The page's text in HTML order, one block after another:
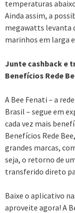
temperaturas
Ainda assim, a
megawatts levanta
marinhos em larga
Junte cashback e
Benefícios Rede
A Bee Fenati – a
Brasil – segue em
cada vez mais
Benefícios Rede
grandes marcas,
seja, o retorno de
transferido direto
Baixe o aplicativo
aproveite agora! A